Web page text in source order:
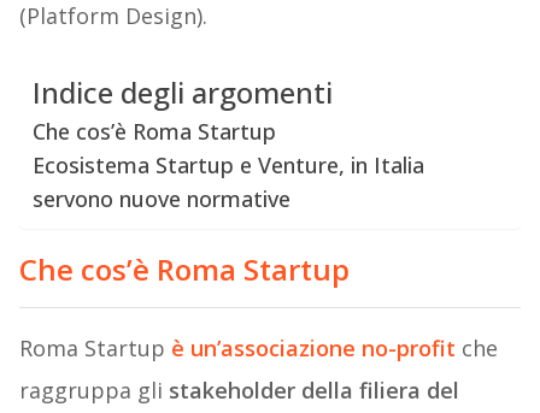
(Platform Design).
Indice degli argomenti
Che cos’è Roma Startup
Ecosistema Startup e Venture, in Italia
servono nuove normative
Che cos’è Roma Startup
Roma Startup è un’associazione no-profit che
raggruppa gli stakeholder della filiera del